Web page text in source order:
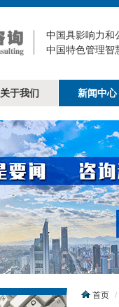
中国具影响力和
中国特色管理智
关于我们 新闻中心
首页